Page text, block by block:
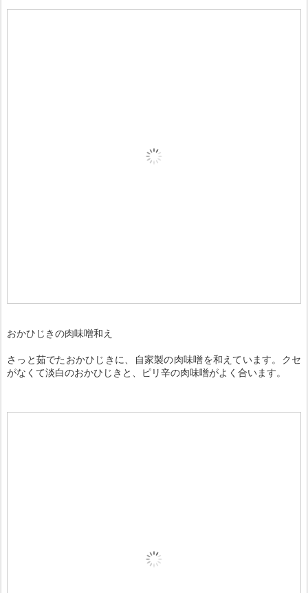
おかひじきの肉味噌和え
さっと茹でたおかひじきに、自家製の肉味噌を和えています。クセ
がなくて淡白のおかひじきと、ピリ辛の肉味噌がよく合います。